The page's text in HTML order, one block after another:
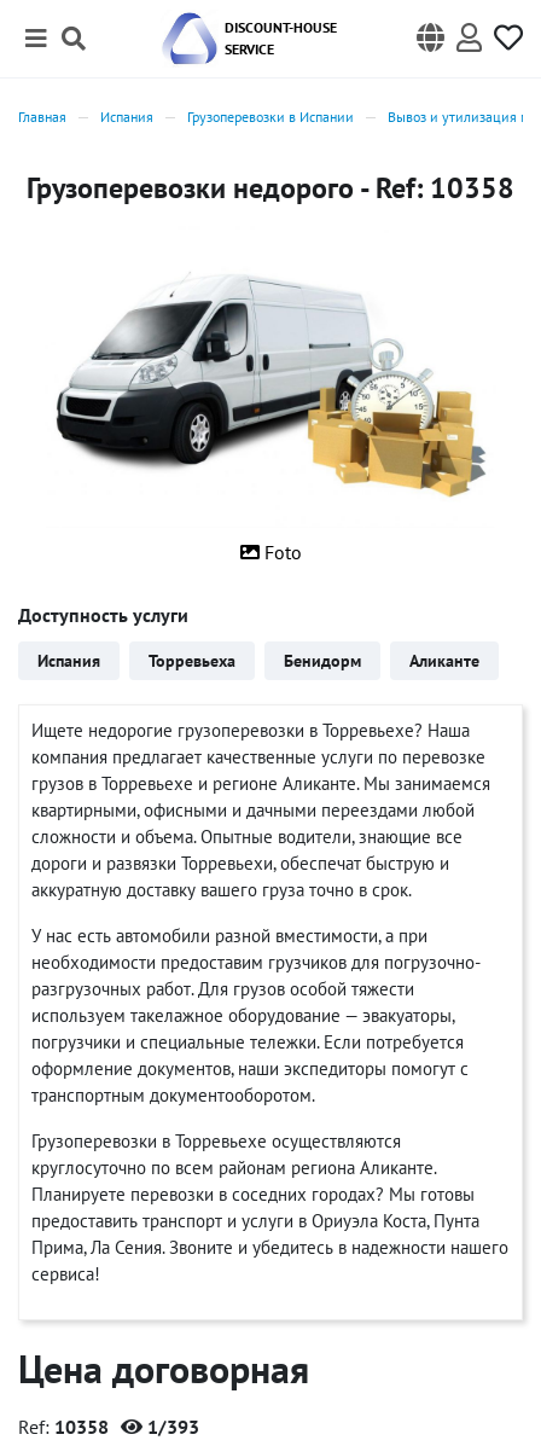
DISCOUNT-HOUSE
SERVICE
Главная Испания Грузоперевозки в Испании Вывоз и утилизация
Грузоперевозки недорого - Ref: 10358
Foto
Доступность услуги
Испания Торревьеха Бенидорм Аликанте
Ищете недорогие грузоперевозки в Торревьехе? Наша
компания предлагает качественные услуги по перевозке
грузов в Торревьехе и регионе Аликанте. Мы занимаемся
квартирными, офисными и дачными переездами любой
сложности и объема. Опытные водители, знающие все
дороги и развязки Торревьехи, обеспечат быструю и
аккуратную доставку вашего груза точно в срок.
У нас есть автомобили разной вместимости, а при
необходимости предоставим грузчиков для погрузочно-
разгрузочных работ. Для грузов особой тяжести
используем такелажное оборудование — эвакуаторы,
погрузчики и специальные тележки. Если потребуется
оформление документов, наши экспедиторы помогут с
транспортным документооборотом.
Грузоперевозки в Торревьехе осуществляются
круглосуточно по всем районам региона Аликанте.
Планируете перевозки в соседних городах? Мы готовы
предоставить транспорт и услуги в Ориуэла Коста, Пунта
Прима, Ла Сения. Звоните и убедитесь в надежности нашего
сервиса!
Цена договорная
Ref: 10358 1/393